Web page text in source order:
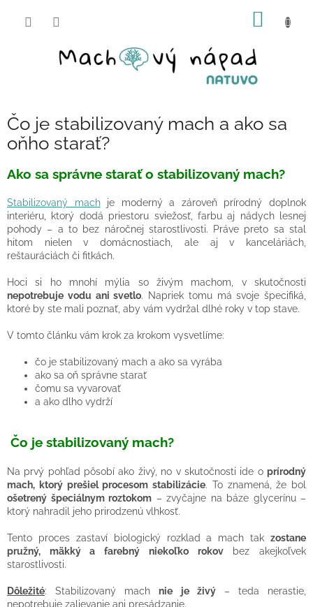
Čo je stabilizovaný mach a ako sa
oňho starať?
Ako sa správne starať o stabilizovaný mach?
Stabilizovaný machje moderný a zároveň prírodný doplnok
interiéru, ktorý dodá priestoru sviežosť, farbu aj nádych lesnej
pohody – a to bez náročnej starostlivosti. Práve preto sa stal
hitom nielen v domácnostiach, ale aj v kanceláriách,
reštauráciách či fitkách.
Hoci si ho mnohí mýlia so živým machom, v skutočnosti
nepotrebuje vodu ani svetlo. Napriek tomu má svoje špecifiká,
ktoré by ste mali poznať, aby vám vydržal dlhé roky v top stave.
V tomto článku vám krok za krokom vysvetlíme:
čo je stabilizovaný mach a ako sa vyrába
ako sa oň správne starať
čomu sa vyvarovať
a ako dlho vydrží
Čo je stabilizovaný mach?
Na prvý pohľad pôsobí ako živý, no v skutočnosti ide o prírodný
mach, ktorý prešiel procesom stabilizácie. To znamená, že bol
ošetrený špeciálnym roztokom – zvyčajne na báze glycerínu –
ktorý nahradil jeho prirodzenú vlhkosť.
Tento proces zastaví biologický rozklad a mach tak zostane
pružný, mäkký a farebný niekoľko rokovbez akejkoľvek
starostlivosti.
Dôležité: Stabilizovaný machnie je živý– teda nerastie,
nepotrebuje zalievanie ani presádzanie.